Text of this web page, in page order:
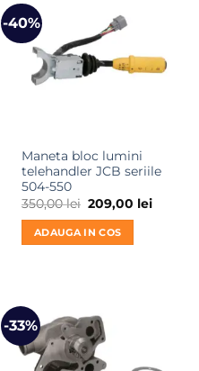
-40%
Maneta bloc lumini
telehandler JCB seriile
504-550
350,00lei Prețul
inițial
a
fost:
350,00 lei.
209,00 leiPrețul
ADAUGA IN COS
-33%